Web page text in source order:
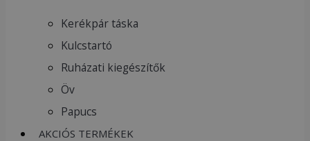
Kerékpár táska
Kulcstartó
Ruházati kiegészítők
Öv
Papucs
AKCIÓS TERMÉKEK